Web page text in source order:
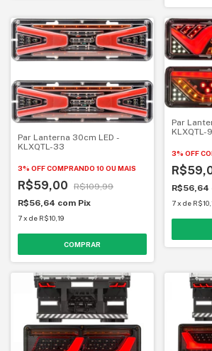
Par Lanterna 30cm LED -
KLXQTL-33
3% OFFCOMPRANDO 10 OU MAIS
R$59,00
R$109,99
R$56,64 com Pix
7x de R$10,19
Par
KLXQTL-
3% OFF
R$56,64
7 x de